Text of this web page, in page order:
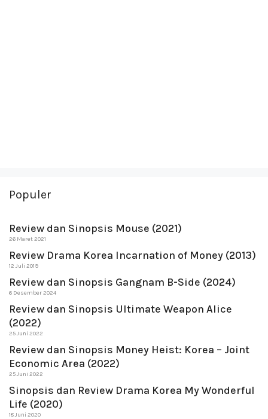
Populer
Review dan Sinopsis Mouse (2021)
26 Maret 2021
Review Drama Korea Incarnation of Money (2013)
12 Juli 2019
Review dan Sinopsis Gangnam B-Side (2024)
6 Desember 2024
Review dan Sinopsis Ultimate Weapon Alice
(2022)
25 Juni 2022
Review dan Sinopsis Money Heist: Korea – Joint
Economic Area (2022)
25 Juni 2022
Sinopsis dan Review Drama Korea My Wonderful
Life (2020)
18 Juni 2020